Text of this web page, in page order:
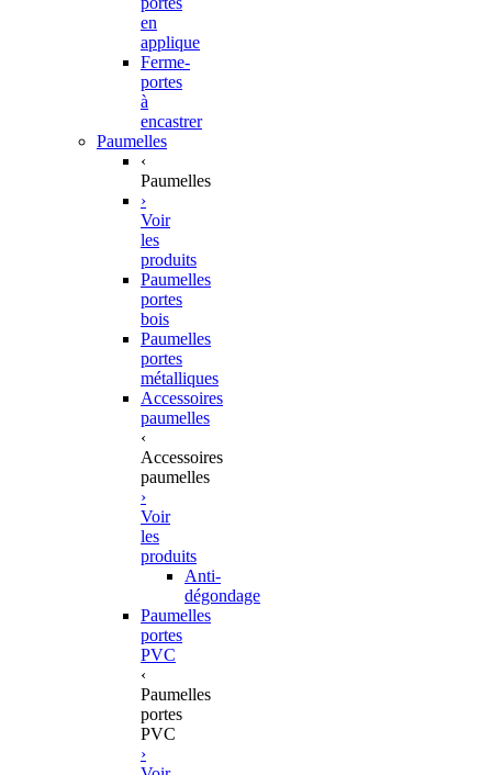
en
applique
Ferme-
portes
à
encastrer
Paumelles
‹
Paumelles
›
Voir
les
produits
Paumelles
portes
bois
Paumelles
portes
métalliques
Accessoires
paumelles
‹
Accessoires
paumelles
›
Voir
les
produits
Anti-
dégondage
Paumelles
portes
PVC
‹
Paumelles
portes
PVC
›